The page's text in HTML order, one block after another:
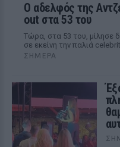
Ο αδελφός της
out στα 53 του
Τώρα, στα 53 του, μίλησε
σε εκείνη την παλιά
ΣΉΜΕΡΑ